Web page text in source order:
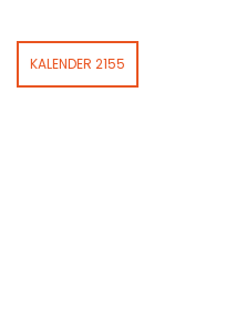
KALENDER 2155